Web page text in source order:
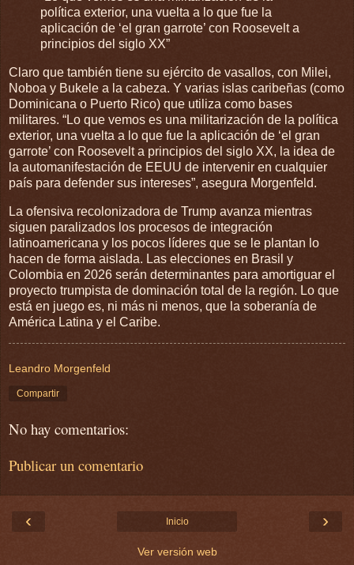
política exterior, una vuelta a lo que fue la
aplicación de ‘el gran garrote’ con Roosevelt a
principios del siglo XX”
Claro que también tiene su ejército de vasallos, con Milei,
Noboa y Bukele a la cabeza. Y varias islas caribeñas (como
Dominicana o Puerto Rico) que utiliza como bases
militares. “Lo que vemos es una militarización de la política
exterior, una vuelta a lo que fue la aplicación de ‘el gran
garrote’ con Roosevelt a principios del siglo XX, la idea de
la automanifestación de EEUU de intervenir en cualquier
país para defender sus intereses”, asegura Morgenfeld.
La ofensiva recolonizadora de Trump avanza mientras
siguen paralizados los procesos de integración
latinoamericana y los pocos líderes que se le plantan lo
hacen de forma aislada. Las elecciones en Brasil y
Colombia en 2026 serán determinantes para amortiguar el
proyecto trumpista de dominación total de la región. Lo que
está en juego es, ni más ni menos, que la soberanía de
América Latina y el Caribe.
Leandro Morgenfeld
Compartir
No hay comentarios:
Publicar un comentario
‹ ›
Inicio
Ver versión web